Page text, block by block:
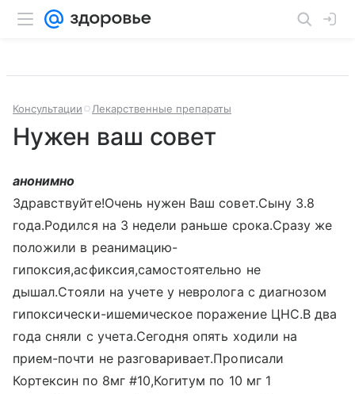
Консультации Лекарственные препараты
Нужен ваш совет
анонимно
Здравствуйте!Очень нужен Ваш совет.Сыну 3.8
года.Родился на 3 недели раньше срока.Сразу же
положили в реанимацию-
гипоксия,асфиксия,самостоятельно не
дышал.Стояли на учете у невролога с диагнозом
гипоксически-ишемическое поражение ЦНС.В два
года сняли с учета.Сегодня опять ходили на
прием-почти не разговаривает.Прописали
Кортексин по 8мг #10,Когитум по 10 мг 1